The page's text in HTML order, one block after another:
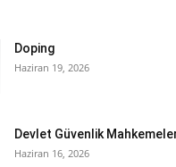
Doping
Haziran 19, 2026
Devlet Güvenlik
Haziran 16, 2026